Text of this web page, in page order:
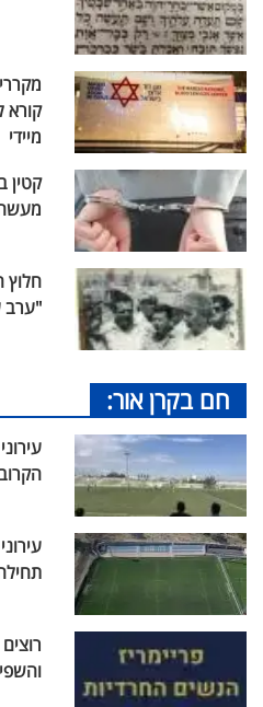
קורא
מיידי
מעשה
חלוץ
"ערב
חם בקרן אור: